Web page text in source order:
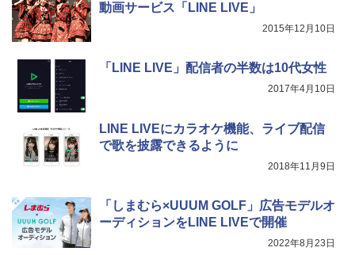
動画サービス「LINE LIVE」
2015年12月10日
「LINE LIVE」配信者の半数は10代女性
2017年4月10日
LINE LIVEにカラオケ機能、ライブ配信
で歌を披露できるように
2018年11月9日
「しまむら×UUUM GOLF」広告モデルオ
ーディションをLINE LIVEで開催
2022年8月23日